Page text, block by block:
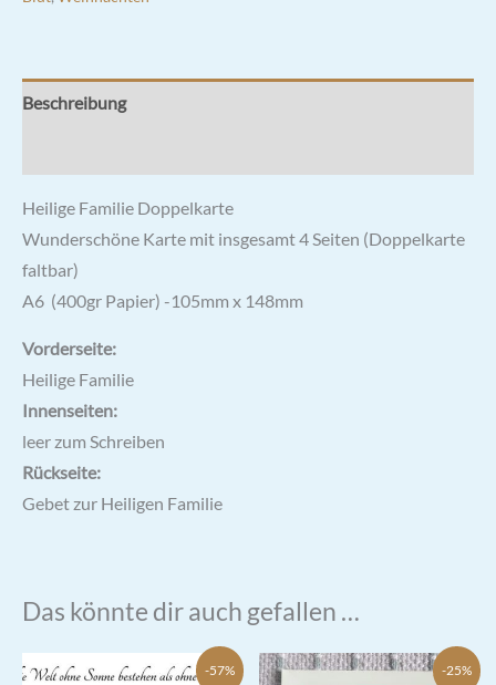
Beschreibung
Heilige Familie Doppelkarte
Wunderschöne Karte mit insgesamt 4 Seiten (Doppelkarte
faltbar)
A6 (400gr Papier) -105mm x 148mm
Vorderseite:
Heilige Familie
Innenseiten:
leer zum Schreiben
Rückseite:
Gebet zur Heiligen Familie
Das könnte dir auch gefallen …
-57% -25%